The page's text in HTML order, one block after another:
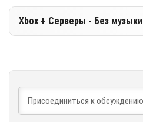
Xbox + Cерверы - Без музыки